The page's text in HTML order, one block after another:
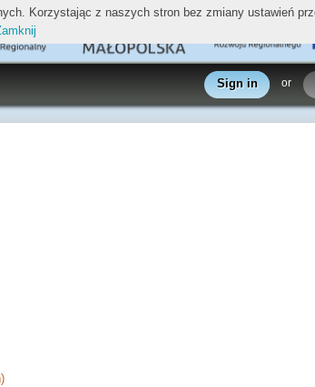
Sign in or
Korzystając z naszych stron bez zmiany ustawień